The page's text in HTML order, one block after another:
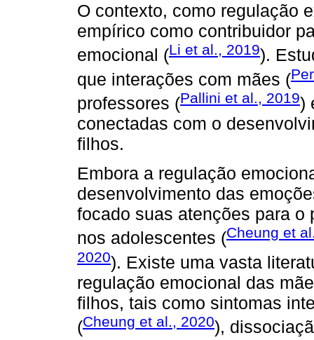
O contexto, como regulação
empírico como contribuidor
emocional (Li et al., 2019).
que interações com mães (
professores (Pallini et al., 2019)
conectadas com o
filhos.
Embora a regulação
desenvolvimento das
focado suas atenções para o
nos adolescentes (Cheung et
2020). Existe uma vasta
regulação emocional das
filhos, tais como sintomas
(Cheung et al., 2020),